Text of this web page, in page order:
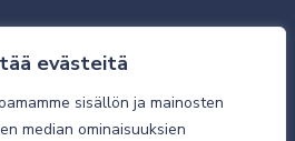
evästeitä
sisällön ja mainosten
median ominaisuuksien